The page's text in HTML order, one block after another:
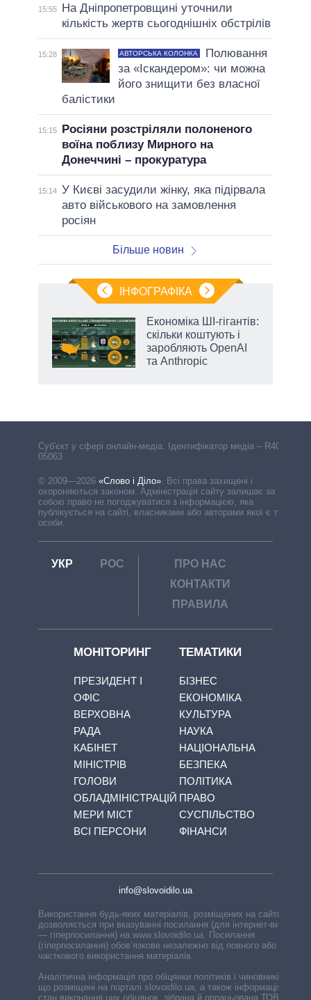
15:55
На Дніпропетровщині уточнили
кількість жертв сьогоднішніх обстрілів
15:28 АВТОРСЬКА КОЛОНКА
Полювання
за «Іскандером»: чи можна
його знищити без власної
балістики
15:15
Росіяни розстріляли полоненого
воїна поблизу Мирного на
Донеччині – прокуратура
15:14 У Києві засудили жінку, яка підірвала
авто військового на замовлення
росіян
Більше новин
ІНФОГРАФІКА
Економіка ШІ-гігантів:
скільки коштують і
заробляють OpenAI
та Anthropic
Cуб'єкт у сфері онлайн-медіа. Ідентифікатор медіа – R40-
05063
© 2009—2026 «Слово і Діло» Всі права захищені і
охороняються законом. Адміністрація сайту залишає за
собою право не погоджуватися з інформацією, яка
публікується на сайті, власниками або авторами якої є треті
особи.
УКР РОС
ПРО НАС
КОНТАКТИ
ПРАВИЛА
МОНІТОРИНГ
ПРЕЗИДЕНТ І
ОФІС
ВЕРХОВНА
РАДА
КАБІНЕТ
МІНІСТРІВ
ГОЛОВИ
ОБЛАДМІНІСТРАЦІЙ
МЕРИ МІСТ
ВСІ ПЕРСОНИ
ТЕМАТИКИ
БІЗНЕС
ЕКОНОМІКА
КУЛЬТУРА
НАУКА
НАЦІОНАЛЬНА
БЕЗПЕКА
ПОЛІТИКА
ПРАВО
СУСПІЛЬСТВО
ФІНАНСИ
info@slovoidilo.ua
Використання будь-яких матеріалів, розміщених на сайті,
дозволяється при вказуванні посилання (для інтернет-видань
— гіперпосилання) на www.slovoidilo.ua. Посилання
(гіперпосилання) обов’язкове незалежно від повного або
часткового використання матеріалів.
Аналітична інформація про обіцянки політиків і чиновників,
що розміщені на порталі slovoidilo.ua, а також інформація про
стан виконання цих обіцянок, зібрана й опрацьована ТОВ «ІА